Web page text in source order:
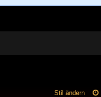
Stil ändern